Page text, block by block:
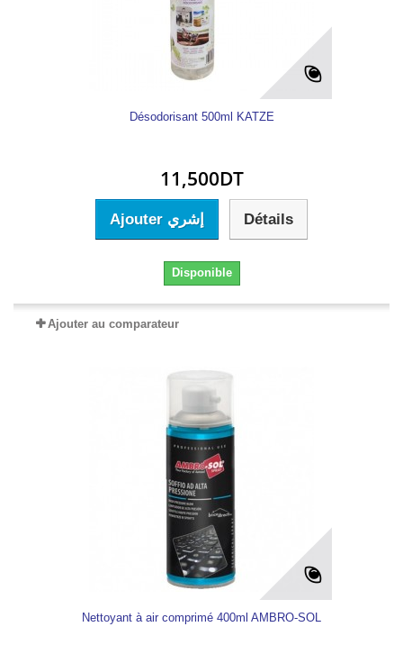
Désodorisant 500ml KATZE
11,500DT
Ajouter إشري Détails
Disponible
Ajouter au comparateur
Nettoyant à air comprimé 400ml AMBRO-SOL